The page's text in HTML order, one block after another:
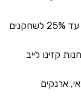
בונוסי רילוד שבועיים, בונוס קריפטו וקאשבק עד 25% לשחקנים
קזינו לייב
ארנקים